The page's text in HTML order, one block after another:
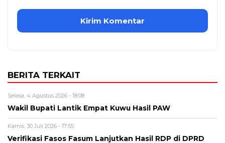
BERITA TERKAIT
Selasa, 4 Agustus 2026 - 18:08
Wakil Bupati Lantik Empat Kuwu Hasil PAW
Kamis, 30 Juli 2026 - 17:55
Verifikasi Fasos Fasum Lanjutkan Hasil RDP di DPRD